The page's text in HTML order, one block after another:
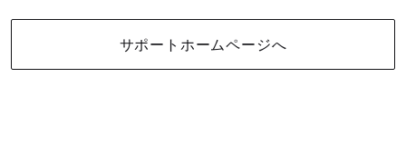
サポートホームページへ